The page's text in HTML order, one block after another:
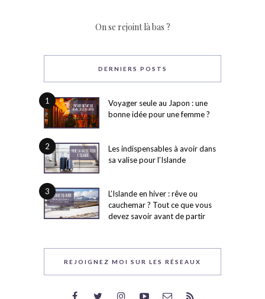
On se rejoint là bas ?
DERNIERS POSTS
1
Voyager seule au Japon : une
bonne idée pour une femme ?
2
Les indispensables à avoir dans
sa valise pour l’Islande
3
L’Islande en hiver : rêve ou
cauchemar ? Tout ce que vous
devez savoir avant de partir
REJOIGNEZ MOI SUR LES RÉSEAUX